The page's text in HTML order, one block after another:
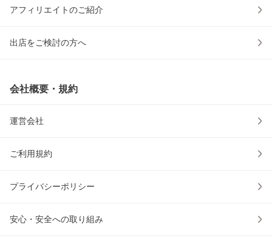
アフィリエイトのご紹介
出店をご検討の方へ
会社概要・規約
運営会社
ご利用規約
プライバシーポリシー
安心・安全への取り組み